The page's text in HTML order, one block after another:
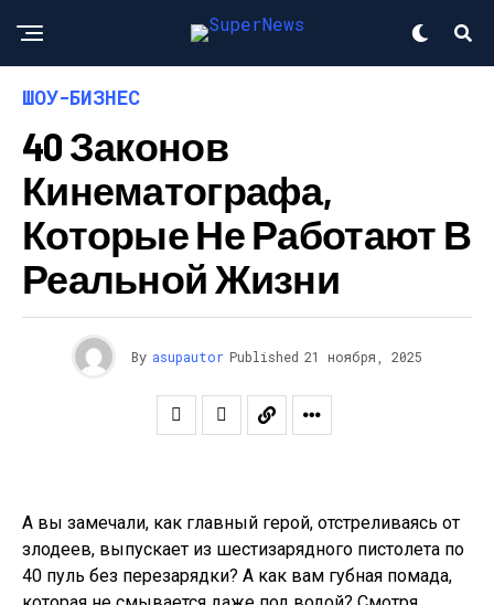
ШОУ-БИЗНЕС
40 Законов
Кинематографа,
Которые Не Работают В
Реальной Жизни
By asupautor Published 21 ноября, 2025
А вы замечали, как главный герой, отстреливаясь от
злодеев, выпускает из шестизарядного пистолета по
40 пуль без перезарядки? А как вам губная помада,